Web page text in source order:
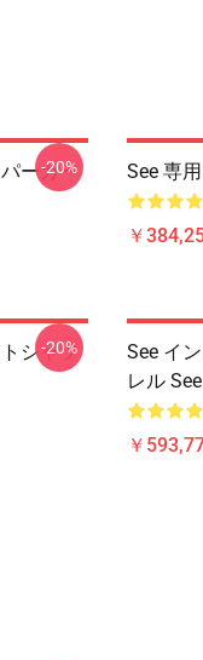
ーカー
-20% See 専
￥
シャツ
-20%
See イ
レル
￥